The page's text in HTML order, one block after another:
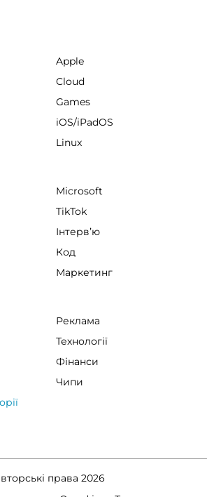
Apple
Cloud
Games
iOS/iPadOS
Linux
Microsoft
TikTok
Інтервʼю
Код
Маркетинг
Реклама
Технології
Фінанси
Чипи
права 2026